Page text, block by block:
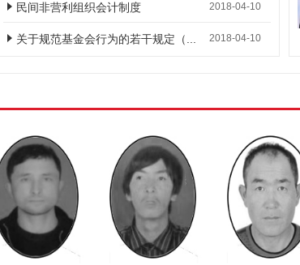
民间非营利组织会计制度 2018-04-10
关于规范基金会行为的若干规定（... 2018-04-10